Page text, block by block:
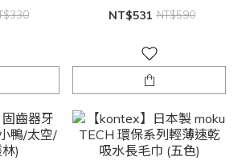
NT$531 NT$590